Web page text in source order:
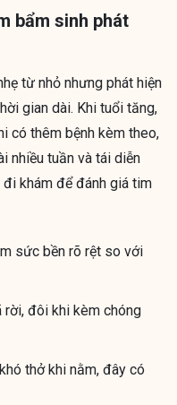
bẩm sinh phát
từ nhỏ nhưng phát hiện
gian dài. Khi tuổi tăng,
có thêm bệnh kèm theo,
nhiều tuần và tái diễn
khám để đánh giá tim
sức bền rõ rệt so với
rời, đôi khi kèm chóng
thở khi nằm, đây có